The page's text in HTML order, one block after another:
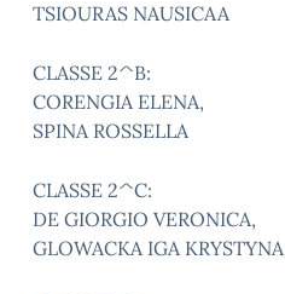
TSIOURAS NAUSICAA
CLASSE 2^B:
CORENGIA ELENA,
SPINA ROSSELLA
CLASSE 2^C:
DE GIORGIO VERONICA,
GLOWACKA IGA KRYSTYNA